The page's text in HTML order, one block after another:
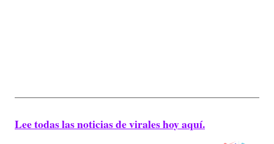
Lee todas las noticias de virales hoy aquí.